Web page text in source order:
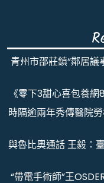
青州市邵莊鎮“鄰居
《零下3甜心喜包養
時隔逾兩年秀傳醫院
與魯比奧通話 王毅：
“帶電手術師”王